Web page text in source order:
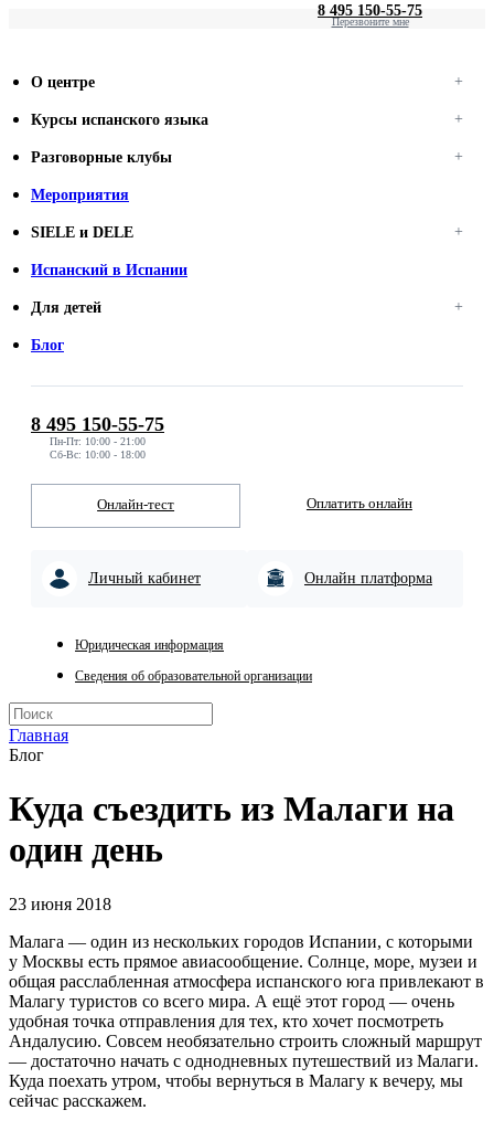
8 495 150-55-75
Перезвоните мне
О центре
Курсы испанского языка
Разговорные клубы
Мероприятия
SIELE и DELE
Испанский в Испании
Для детей
Блог
8 495 150-55-75
Пн-Пт: 10:00 - 21:00
Сб-Вс: 10:00 - 18:00
Онлайн-тест Оплатить онлайн
Личный кабинет Онлайн платформа
Юридическая информация
Сведения об образовательной организации
Главная
Блог
Куда съездить из Малаги на
один день
23 июня 2018
Малага — один из нескольких городов Испании, с которыми
у Москвы есть прямое авиасообщение. Солнце, море, музеи и
общая расслабленная атмосфера испанского юга привлекают в
Малагу туристов со всего мира. А ещё этот город — очень
удобная точка отправления для тех, кто хочет посмотреть
Андалусию. Совсем необязательно строить сложный маршрут
— достаточно начать с однодневных путешествий из Малаги.
Куда поехать утром, чтобы вернуться в Малагу к вечеру, мы
сейчас расскажем.